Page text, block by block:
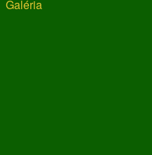
Galéria